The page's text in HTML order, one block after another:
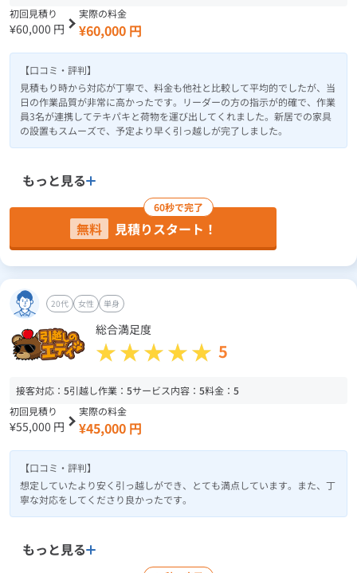
初回見積り
¥60,000 円
実際の料金
¥60,000 円
【口コミ・評判】
見積もり時から対応が丁寧で、料金も他社と比較して平均的でしたが、当
日の作業品質が非常に高かったです。リーダーの方の指示が的確で、作業
員3名が連携してテキパキと荷物を運び出してくれました。新居での家具
の設置もスムーズで、予定より早く引っ越しが完了しました。
もっと見る
60秒で完了
無料 見積りスタート！
20代 女性 単身
総合満足度
5
接客対応： 5引越し作業： 5サービス内容： 5料金： 5
初回見積り
¥55,000 円
実際の料金
¥45,000 円
【口コミ・評判】
想定していたより安く引っ越しができ、とても満点しています。また、丁
寧な対応をしてくださり良かったです。
もっと見る